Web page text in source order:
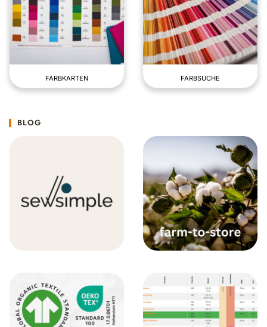
FARBKARTEN FARBSUCHE
BLOG